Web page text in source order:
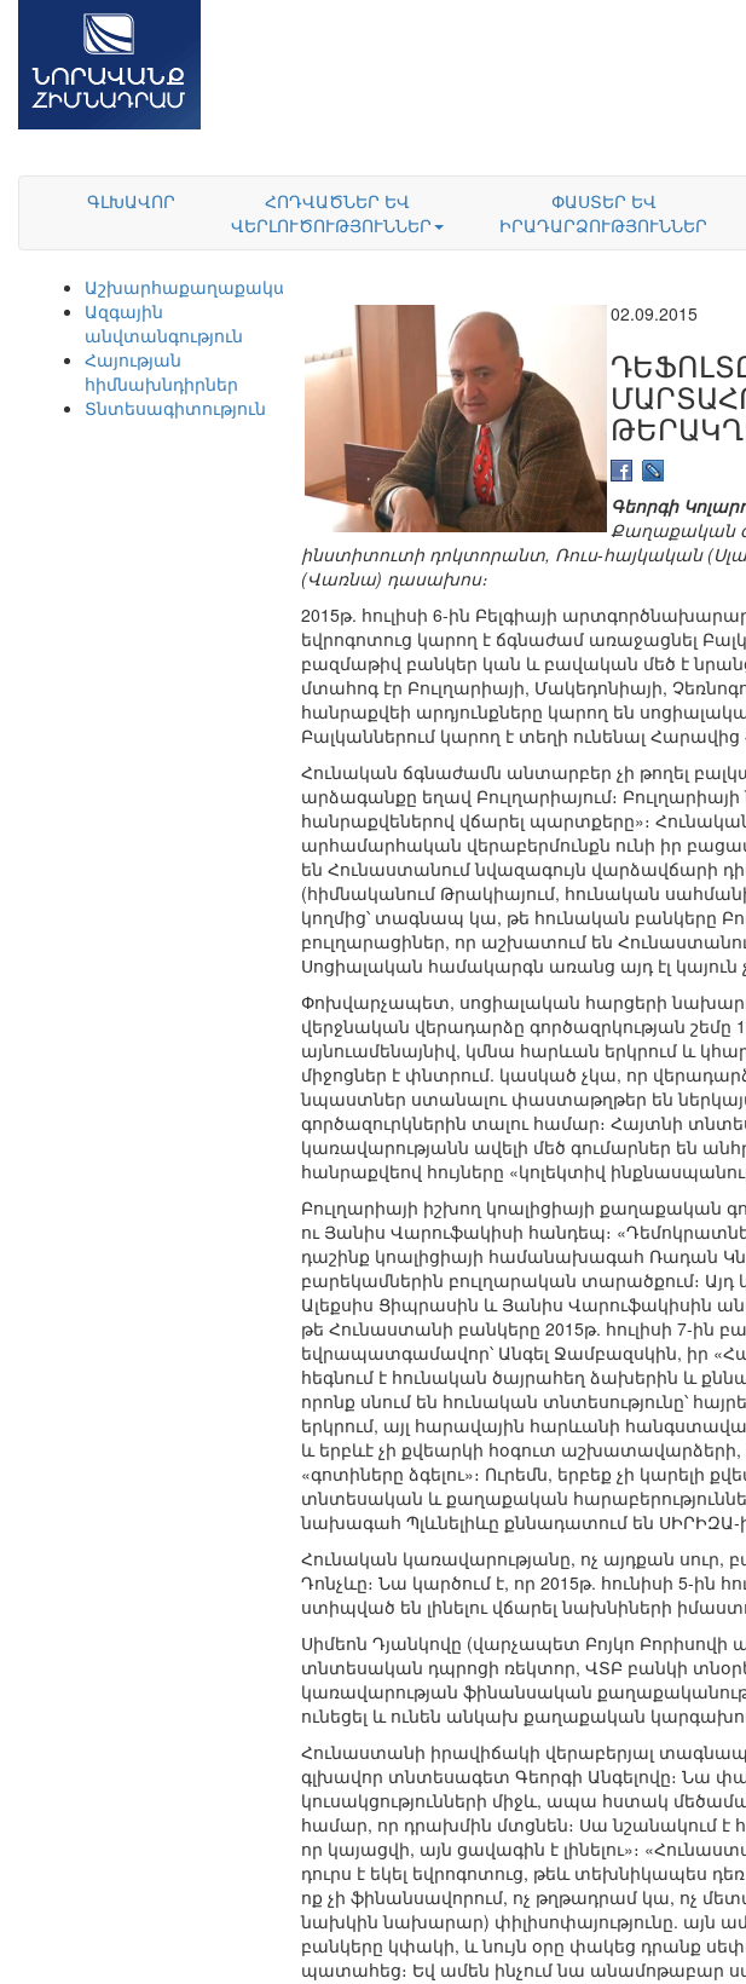
ԳԼԽԱՎՈՐ
ՀՈԴՎԱԾՆԵՐ ԵՎ
ՎԵՐԼՈՒԾՈՒԹՅՈՒՆՆԵՐ
ՓԱՍՏԵՐ ԵՎ
ԻՐԱԴԱՐՁՈՒԹՅՈՒՆՆԵՐ
Աշխարհաքաղաքականություն
Ազգային
անվտանգություն
Հայության
հիմնախնդիրներ
Տնտեսագիտություն
02.09.2015
Գեորգի
Քաղաքական
ինստիտուտի դոկտորանտ, Ռուս-հայկական
(Վառնա) դասախոս։
2015թ. հուլիսի 6-ին Բելգիայի
եվրոգոտուց կարող է ճգնաժամ առաջացնել
բազմաթիվ բանկեր կան և բավական մեծ է
մտահոգ էր Բուլղարիայի, Մակեդոնիայի,
հանրաքվեի արդյունքները կարող են
Բալկաններում կարող է տեղի ունենալ
Հունական ճգնաժամն անտարբեր չի թողել
արձագանքը եղավ Բուլղարիայում։
հանրաքվեներով վճարել պարտքերը»։
արհամարհական վերաբերմունքն ունի իր
են Հունաստանում նվազագույն վարձավճարի
(հիմնականում Թրակիայում, հունական
կողմից՝ տագնապ կա, թե հունական բանկերը
բուլղարացիներ, որ աշխատում են
Սոցիալական համակարգն առանց այդ էլ
Փոխվարչապետ, սոցիալական հարցերի
վերջնական վերադարձը գործազրկության շեմը
այնուամենայնիվ, կմնա հարևան երկրում և
միջոցներ է փնտրում. կասկած չկա, որ
նպաստներ ստանալու փաստաթղթեր են
գործազուրկներին տալու համար։ Հայտնի
կառավարությանն ավելի մեծ գումարներ են
հանրաքվեով հույները «կոլեկտիվ
Բուլղարիայի իշխող կոալիցիայի քաղաքական
ու Յանիս Վարուֆակիսի հանդեպ։
դաշինք կոալիցիայի համանախագահ Ռադան Կնևը
բարեկամներին բուլղարական տարածքում։
Ալեքսիս Ցիպրասին և Յանիս Վարուֆակիսին
թե Հունաստանի բանկերը 2015թ. հուլիսի 7-ին
եվրապատգամավոր՝ Անգել Ջամբազսկին, իր
հեգնում է հունական ծայրահեղ ձախերին և
որոնք սնում են հունական տնտեսությունը՝
երկրում, այլ հարավային հարևանի
և երբևէ չի քվեարկի հօգուտ
«գոտիները ձգելու»։ Ուրեմն, երբեք չի կարելի
տնտեսական և քաղաքական
նախագահ Պլևնելիևը քննադատում են
Հունական կառավարությանը, ոչ այդքան
Դոնչևը։ Նա կարծում է, որ 2015թ. հունիսի 5-ին
ստիպված են լինելու վճարել նախնիների
Սիմեոն Դյանկովը (վարչապետ Բոյկո
տնտեսական դպրոցի ռեկտոր, ՎՏԲ բանկի
կառավարության ֆինանսական
ունեցել և ունեն անկախ քաղաքական
Հունաստանի իրավիճակի վերաբերյալ
գլխավոր տնտեսագետ Գեորգի Անգելովը։ Նա
կուսակցությունների միջև, ապա հստակ
համար, որ դրախմին մտցնեն։ Սա նշանակում է
որ կայացվի, այն ցավագին է լինելու»։
դուրս է եկել եվրոգոտուց, թեև տեխնիկապես
ոք չի ֆինանսավորում, ոչ թղթադրամ կա, ոչ
նախկին նախարար) փիլիսոփայությունը. այն
բանկերը կփակի, և նույն օրը փակեց դրանք
պատահեց։ Եվ ամեն ինչում նա անամոթաբար